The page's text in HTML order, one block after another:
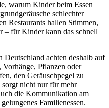
warum Kinder beim Essen
schlechter
Restaurants hallen Stimmen,
– für Kinder kann das schnell
Deutschland achten deshalb auf
Vorhänge, Pflanzen oder
den Geräuschpegel zu
nicht nur für mehr
die Kommunikation am
Familienessen.